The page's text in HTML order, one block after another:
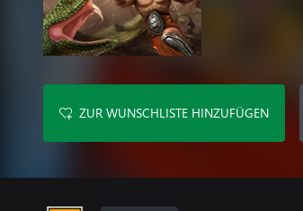
ZUR WUNSCHLISTE HINZUFÜGEN